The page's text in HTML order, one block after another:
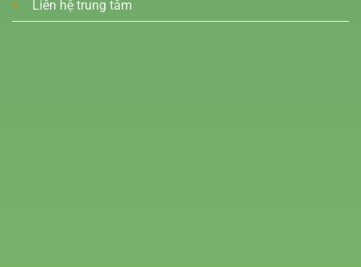
Liên hệ trung tâm